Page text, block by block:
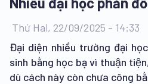
Thứ Hai, 22/09/2025 - 14:33
Đại diện nhiều trường đại
sinh bằng học bạ vì thuận
dù cách này còn chưa công